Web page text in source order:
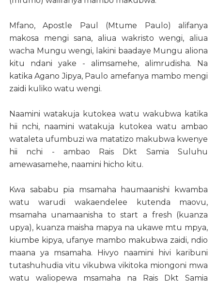
Mfano, Apostle Paul (Mtume Paulo) alifanya
makosa mengi sana, aliua wakristo wengi, aliua
wacha Mungu wengi, lakini baadaye Mungu aliona
kitu ndani yake - alimsamehe, alimrudisha. Na
katika Agano Jipya, Paulo amefanya mambo mengi
zaidi kuliko watu wengi.
Naamini watakuja kutokea watu wakubwa katika
hii nchi, naamini watakuja kutokea watu ambao
wataleta ufumbuzi wa matatizo makubwa kwenye
hii nchi - ambao Rais Dkt Samia Suluhu
amewasamehe, naamini hicho kitu.
Kwa sababu pia msamaha haumaanishi kwamba
watu warudi wakaendelee kutenda maovu,
msamaha unamaanisha to start a fresh (kuanza
upya), kuanza maisha mapya na ukawe mtu mpya,
kiumbe kipya, ufanye mambo makubwa zaidi, ndio
maana ya msamaha. Hivyo naamini hivi karibuni
tutashuhudia vitu vikubwa vikitoka miongoni mwa
watu waliopewa msamaha na Rais Dkt Samia